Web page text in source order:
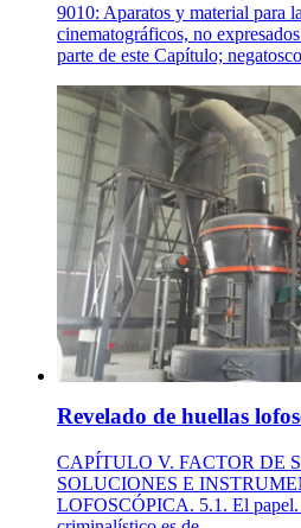
9010: Aparatos y material para
cinematográficos, no
parte de este Capítulo;
Revelado de huellas
CAPÍTULO V. FACTOR DE
SOLUCIONES E
LOFOSCÓPICA. 5.1. El